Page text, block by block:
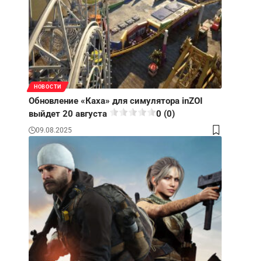
НОВОСТИ
Обновление «Каха» для симулятора inZOI
выйдет 20 августа
0 (0)
09.08.2025